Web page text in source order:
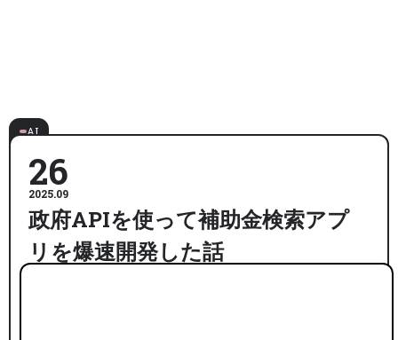
AI
26
2025.09
政府APIを使って補助金検索アプ
リを爆速開発した話